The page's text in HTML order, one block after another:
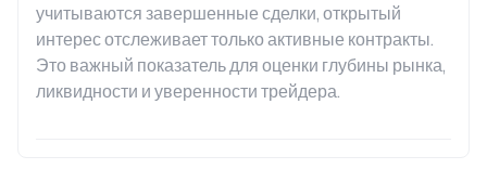
учитываются завершенные сделки, открытый
интерес отслеживает только активные контракты.
Это важный показатель для оценки глубины рынка,
ликвидности и уверенности трейдера.